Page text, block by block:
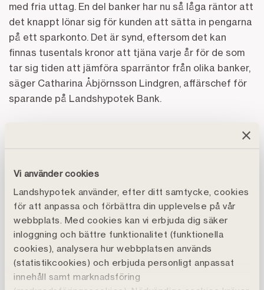
Vi använder cookies
Landshypotek använder, efter ditt samtycke, cookies
för att anpassa och förbättra din upplevelse på vår
webbplats. Med cookies kan vi erbjuda dig säker
inloggning och bättre funktionalitet (funktionella
cookies), analysera hur webbplatsen används
(statistikcookies) och erbjuda personligt anpassat
innehåll samt marknadsföring
med fria uttag. En del banker har nu så låga räntor att
det knappt lönar sig för kunden att sätta in pengarna
på ett sparkonto. Det är synd, eftersom det kan
finnas tusentals kronor att tjäna varje år för de som
tar sig tiden att jämföra sparräntor från olika banker,
säger Catharina Åbjörnsson Lindgren, affärschef för
sparande på Landshypotek Bank.